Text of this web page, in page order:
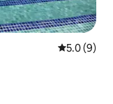
レビュー9
5.0 (9)